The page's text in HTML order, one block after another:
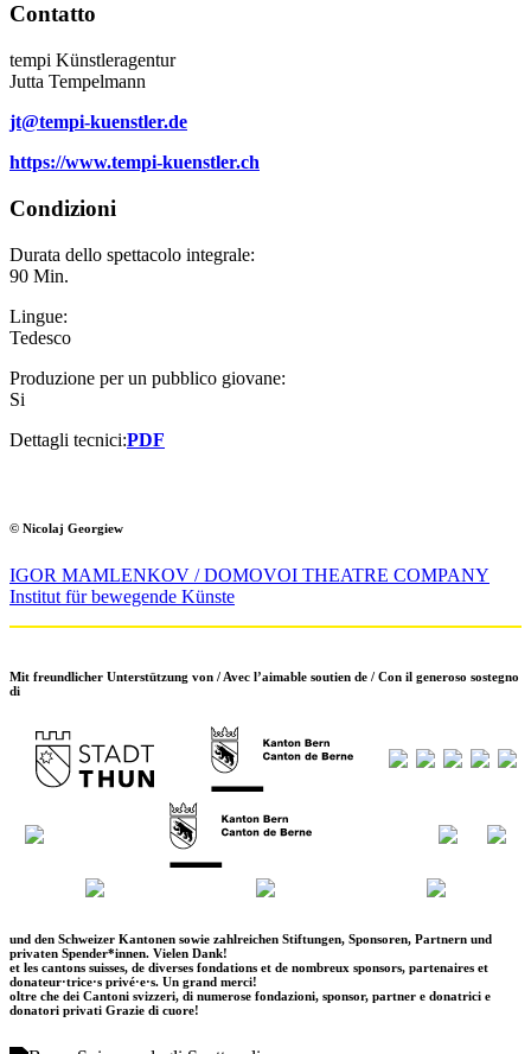
Contatto
tempi Künstleragentur
Jutta Tempelmann
jt@tempi-kuenstler.de
https://www.tempi-kuenstler.ch
Condizioni
Durata dello spettacolo integrale:
90 Min.
Lingue:
Tedesco
Produzione per un pubblico giovane:
Si
Dettagli tecnici:PDF
© Nicolaj Georgiew
IGOR MAMLENKOV / DOMOVOI THEATRE COMPANY
Institut für bewegende Künste
Mit freundlicher Unterstützung von / Avec l’aimable soutien de / Con il generoso sostegno
di
und den Schweizer Kantonen sowie zahlreichen Stiftungen, Sponsoren, Partnern und
privaten Spender*innen. Vielen Dank!
et les cantons suisses, de diverses fondations et de nombreux sponsors, partenaires et
donateur·trice·s privé·e·s. Un grand merci!
oltre che dei Cantoni svizzeri, di numerose fondazioni, sponsor, partner e donatrici e
donatori privati Grazie di cuore!